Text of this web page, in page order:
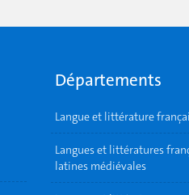
Départements
Langue et littérature
Langues et littératures
latines médiévales